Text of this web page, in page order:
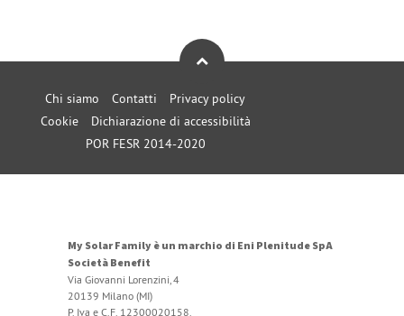
Chi siamo Contatti
Privacy policy
Cookie
Dichiarazione di accessibilità
POR FESR 2014-2020
My Solar Family è un marchio di Eni Plenitude SpA
Società Benefit
Via Giovanni Lorenzini, 4
20139 Milano (MI)
P. Iva e C.F. 12300020158.